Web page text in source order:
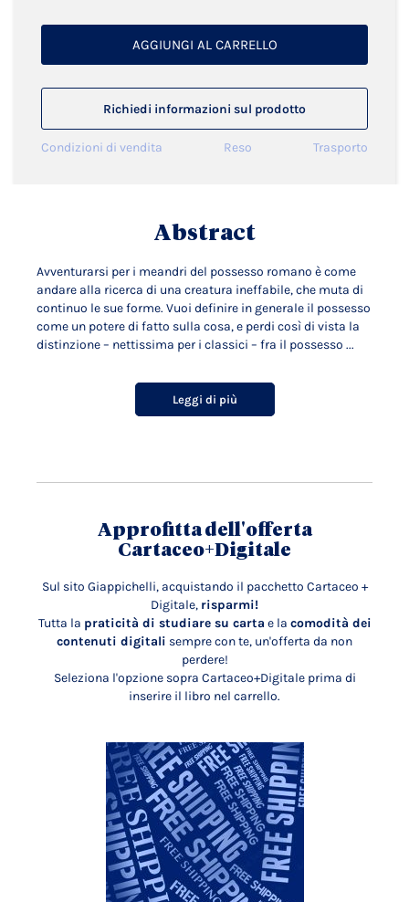
AGGIUNGI AL CARRELLO
Richiedi informazioni sul prodotto
Condizioni di vendita Reso Trasporto
Abstract
Avventurarsi per i meandri del possesso romano è come
andare alla ricerca di una creatura ineffabile, che muta di
continuo le sue forme. Vuoi definire in generale il possesso
come un potere di fatto sulla cosa, e perdi così di vista la
distinzione – nettissima per i classici – fra il possesso ...
Leggi di più
Approfitta dell'offerta
Cartaceo+Digitale
Sul sito Giappichelli, acquistando il pacchetto Cartaceo +
Digitale, risparmi!
Tutta la praticità di studiare su carta e la comodità dei
contenuti digitali sempre con te, un'offerta da non
perdere!
Seleziona l'opzione sopra Cartaceo+Digitale prima di
inserire il libro nel carrello.